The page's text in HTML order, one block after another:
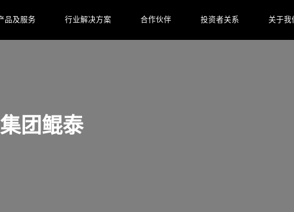
品及服务 行业解决方案 合作伙伴 投资者关系 关于我
团鲲泰